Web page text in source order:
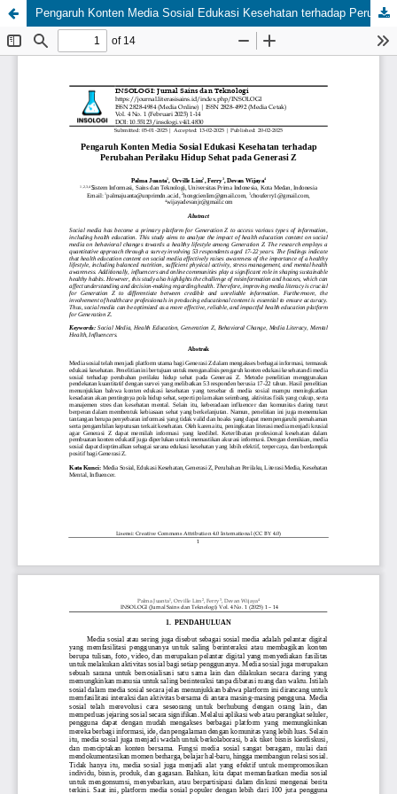
Pengaruh Konten Media Sosial Edukasi Kesehatan terhadap Perubahan Perilaku Hidup Sehat pada Generasi Z